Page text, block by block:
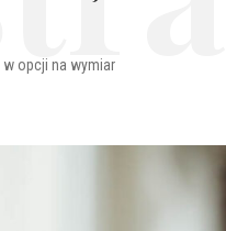
opcji na wymiar